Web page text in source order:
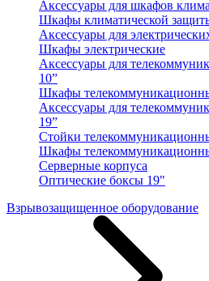
Аксессуары для шкафов
Шкафы климатической
Аксессуары для
Шкафы электрические
Аксессуары для
10”
Шкафы
Аксессуары для
19”
Стойки
Шкафы
Серверные корпуса
Оптические боксы 19"
Взрывозащищенное оборудование